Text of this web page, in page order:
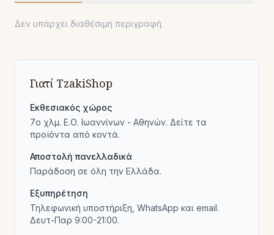
Δεν υπάρχει διαθέσιμη περιγραφή.
Γιατί TzakiShop
Εκθεσιακός χώρος
7ο χλμ. Ε.Ο. Ιωαννίνων - Αθηνών. Δείτε τα
προϊόντα από κοντά.
Αποστολή πανελλαδικά
Παράδοση σε όλη την Ελλάδα.
Εξυπηρέτηση
Τηλεφωνική υποστήριξη, WhatsApp και email.
Δευτ-Παρ 9:00-21:00.